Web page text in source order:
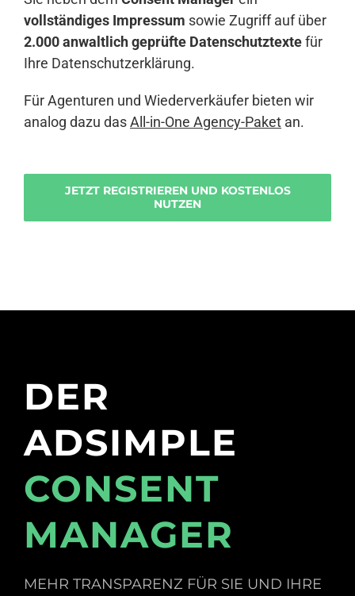
vollständiges Impressum sowie Zugriff auf über
2.000 anwaltlich geprüfte Datenschutztextefür
Ihre Datenschutzerklärung.
Für Agenturen und Wiederverkäufer bieten wir
analog dazu dasAll-in-One Agency-Paket an.
JETZT REGISTRIEREN UND KOSTENLOS
NUTZEN
DER
ADSIMPLE
CONSENT
MANAGER
MEHR TRANSPARENZ FÜR SIE UND IHRE